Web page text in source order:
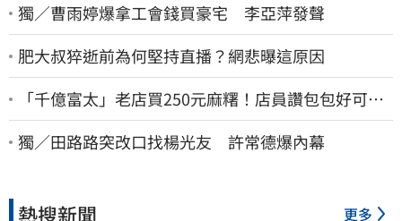
獨／曹雨婷爆拿工會錢買豪宅 李亞萍發聲
肥大叔猝逝前為何堅持直播？網悲曝這原因
「千億富太」老店買250元麻糬！店員讚包包好可
愛 笑回：我自己做的
獨／田路路突改口找楊光友 許常德爆內幕
熱搜新聞 更多